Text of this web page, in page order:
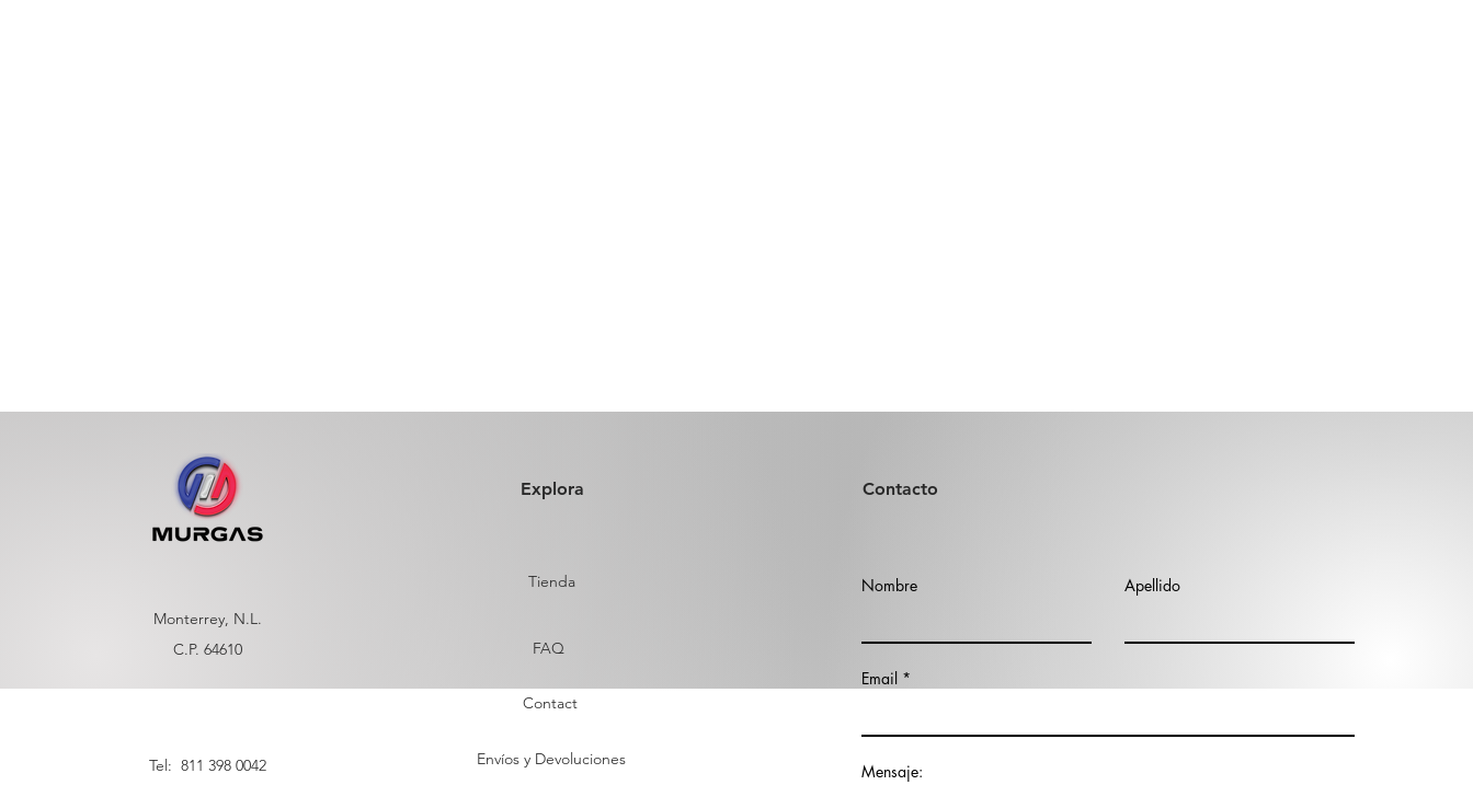
Explora
Tienda
Monterrey, N.L.
C.P. 64610
FAQ
Contact
Tel: 811 398 0042 Envíos y Devoluciones
Contacto
Nombre Apellido
Email
Mensaje: